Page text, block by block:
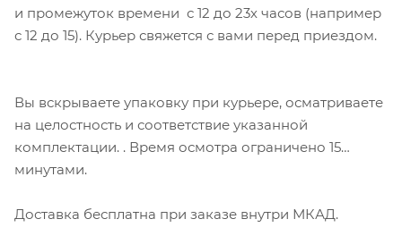
и промежуток времени с 12 до 23х часов (например
с 12 до 15). Курьер свяжется с вами перед приездом.
Вы вскрываете упаковку при курьере, осматриваете
на целостность и соответствие указанной
комплектации. . Время осмотра ограничено 15
минутами.
Доставка бесплатна при заказе внутри МКАД.